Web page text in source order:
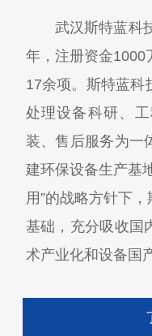
武汉斯特蓝科技
年，注册资金1000
17余项。斯特蓝科
处理设备科研、
装、售后服务为一
建环保设备生产基
用”的战略方针下
基础，充分吸收国
术产业化和设备国